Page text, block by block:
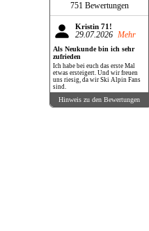
751 Bewertungen
Kristin 71!
29.07.2026 Mehr
Als Neukunde bin ich sehr
zufrieden
Ich habe bei euch das erste Mal
etwas ersteigert. Und wir freuen
uns riesig, da wir Ski Alpin Fans
sind.
Hinweis zu den Bewertungen